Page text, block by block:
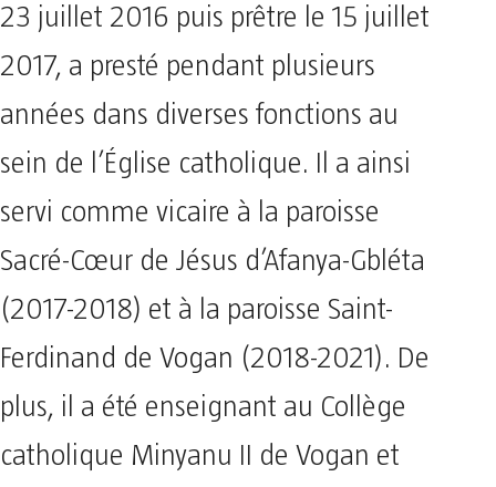
23 juillet 2016 puis prêtre le 15 juillet
2017, a presté pendant plusieurs
années dans diverses fonctions au
sein de l’Église catholique. Il a ainsi
servi comme vicaire à la paroisse
Sacré-Cœur de Jésus d’Afanya-Gbléta
(2017-2018) et à la paroisse Saint-
Ferdinand de Vogan (2018-2021). De
plus, il a été enseignant au Collège
catholique Minyanu II de Vogan et